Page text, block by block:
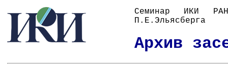
Семинар ИКИ
П.Е.Эльясберга
Архив